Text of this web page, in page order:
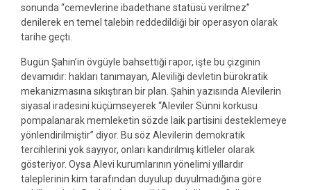
sonunda “cemevlerine ibadethane statüsü verilmez”
denilerek en temel talebin reddedildiği bir operasyon olarak
tarihe geçti.
Bugün Şahin’in övgüyle bahsettiği rapor, işte bu çizginin
devamıdır: hakları tanımayan, Aleviliği devletin bürokratik
mekanizmasına sıkıştıran bir plan. Şahin yazısında Alevilerin
siyasal iradesini küçümseyerek “Aleviler Sünni korkusu
pompalanarak memleketin sözde laik partisini desteklemeye
yönlendirilmiştir” diyor. Bu söz Alevilerin demokratik
tercihlerini yok sayıyor, onları kandırılmış kitleler olarak
gösteriyor. Oysa Alevi kurumlarının yönelimi yıllardır
taleplerinin kim tarafından duyulup duyulmadığına göre